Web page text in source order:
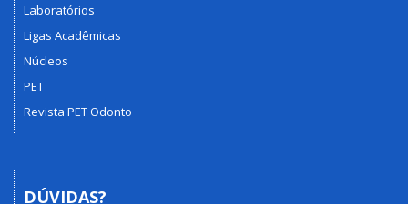
Laboratórios
Ligas Acadêmicas
Núcleos
PET
Revista PET Odonto
DÚVIDAS?